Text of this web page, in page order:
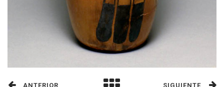
ANTERIOR SIGUIENTE